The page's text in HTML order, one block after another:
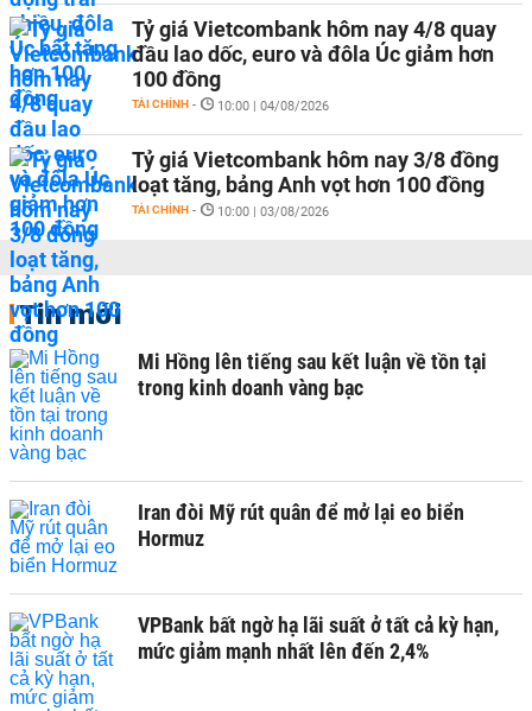
Tỷ giá Vietcombank hôm nay 4/8 quay
đầu lao dốc, euro và đôla Úc giảm hơn
100 đồng
TÀI CHÍNH - 10:00 | 04/08/2026
Tỷ giá Vietcombank hôm nay 3/8 đồng
loạt tăng, bảng Anh vọt hơn 100 đồng
TÀI CHÍNH - 10:00 | 03/08/2026
Tin mới
Mi Hồng lên tiếng sau kết luận về tồn tại
trong kinh doanh vàng bạc
Iran đòi Mỹ rút quân để mở lại eo biển
Hormuz
VPBank bất ngờ hạ lãi suất ở tất cả kỳ hạn,
mức giảm mạnh nhất lên đến 2,4%